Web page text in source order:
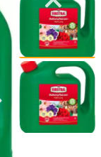
nächsten Bild
Zum vorigen Bild